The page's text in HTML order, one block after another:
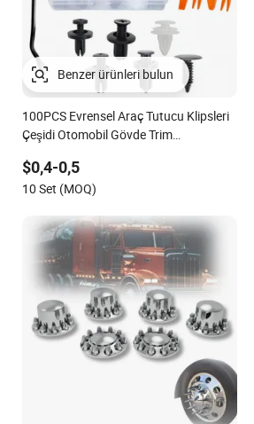
100PCS Evrensel Araç Tutucu Klipsleri
Çeşidi Otomobil Gövde Trim
$0,4-0,5
10 Set (MOQ)